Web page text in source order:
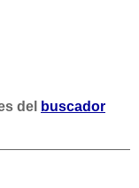
del
buscador